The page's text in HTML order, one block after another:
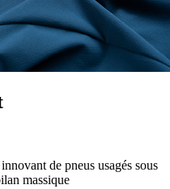
de pneus usagés sous
massique